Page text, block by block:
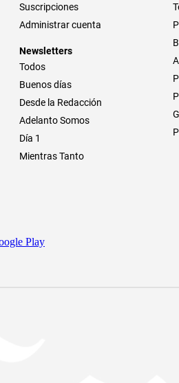
Suscripciones
Administrar cuenta
Newsletters
Todos
Buenos días
Desde la Redacción
Adelanto Somos
Día 1
Mientras Tanto
Play